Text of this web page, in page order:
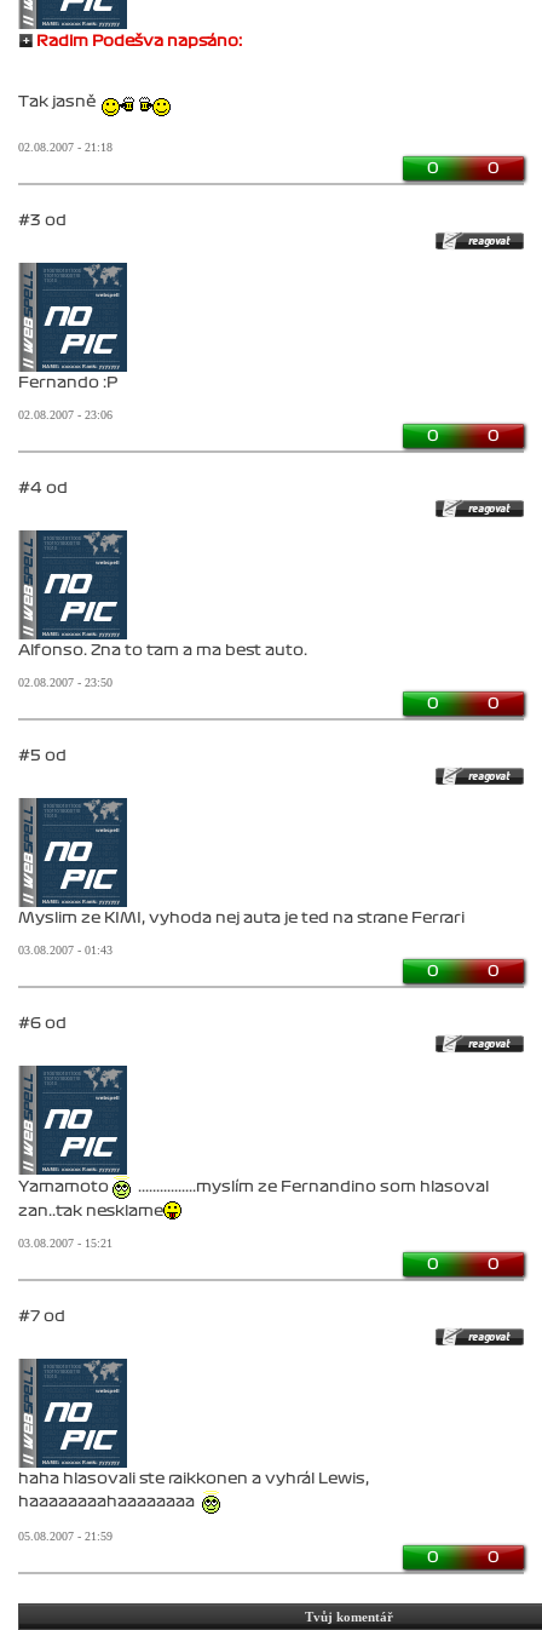
Radim Podešva napsáno:
Tak jasně
02.08.2007 - 21:18
0 0
#3 od
Fernando :P
02.08.2007 - 23:06
0 0
#4 od
Alfonso. Zna to tam a ma best auto.
02.08.2007 - 23:50
0 0
#5 od
Myslim ze KIMI, vyhoda nej auta je ted na strane Ferrari
03.08.2007 - 01:43
0 0
#6 od
Yamamoto
................myslím ze Fernandino som hlasoval
zan..tak nesklame
03.08.2007 - 15:21
0 0
#7 od
haha hlasovali ste raikkonen a vyhrál Lewis,
haaaaaaaahaaaaaaaa
05.08.2007 - 21:59
0 0
Tvůj komentář